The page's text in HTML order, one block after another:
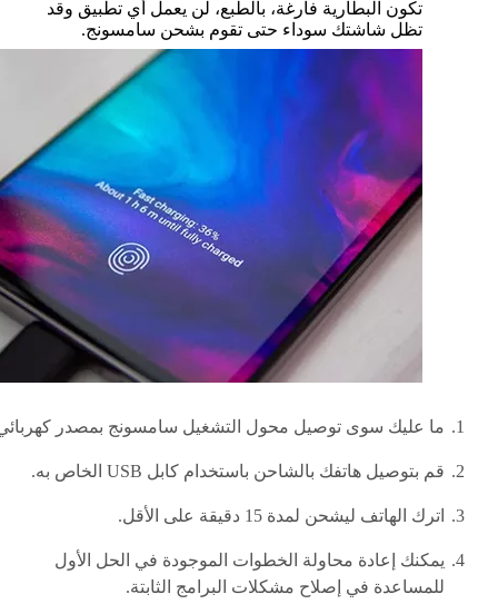
تكون البطارية فارغة، بالطبع، لن يعمل أي تطبيق وقد
تظل شاشتك سوداء حتى تقوم بشحن سامسونج.
ما عليك سوى توصيل محول التشغيل سامسونج بمصدر
قم بتوصيل هاتفك بالشاحن باستخدام كابل USB الخاص به.
اترك الهاتف ليشحن لمدة 15 دقيقة على الأقل.
يمكنك إعادة محاولة الخطوات الموجودة في الحل الأول
للمساعدة في إصلاح مشكلات البرامج الثابتة.